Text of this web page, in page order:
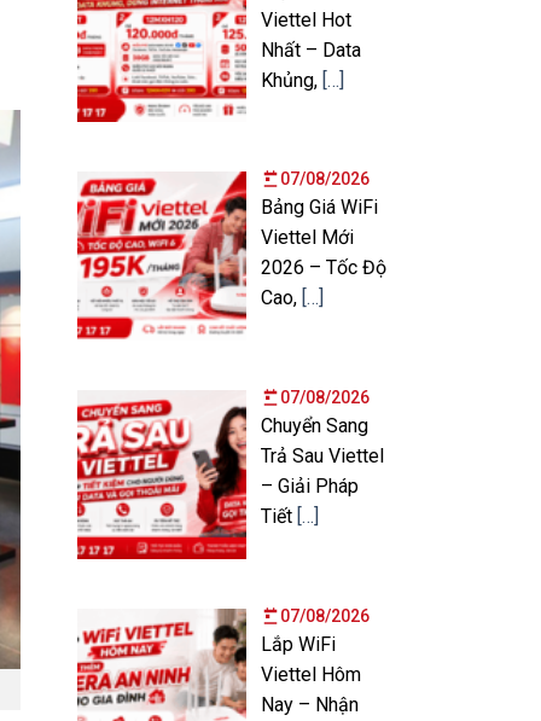
Viettel Hot
Nhất – Data
Khủng, […]
07/08/2026
Bảng Giá WiFi
Viettel Mới
2026 – Tốc Độ
Cao, […]
07/08/2026
Chuyển Sang
Trả Sau Viettel
– Giải Pháp
Tiết […]
07/08/2026
Lắp WiFi
Viettel Hôm
Nay – Nhận